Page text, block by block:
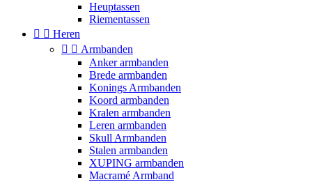
Heuptassen
Riementassen
  Heren
  Armbanden
Anker armbanden
Brede armbanden
Konings Armbanden
Koord armbanden
Kralen armbanden
Leren armbanden
Skull Armbanden
Stalen armbanden
XUPING armbanden
Macramé Armband